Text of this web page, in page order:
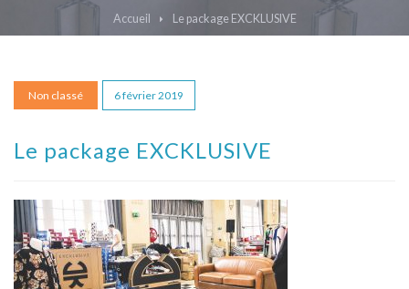
Accueil Le package EXCKLUSIVE
Non classé 6 février 2019
Le package EXCKLUSIVE